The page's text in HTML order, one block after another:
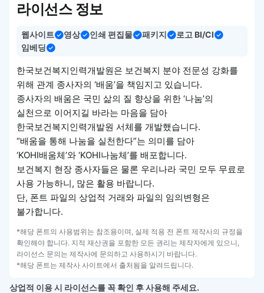
라이선스 정보
웹사이트 영상 인쇄 편집물 패키지
로고 BI/CI
임베딩
한국보건복지인력개발원은 보건복지 분야 전문성 강화를
위해 관계 종사자의 ‘배움’을 책임지고 있습니다.
종사자의 배움은 국민 삶의 질 향상을 위한 ‘나눔’의
실천으로 이어지길 바라는 마음을 담아
한국보건복지인력개발원 서체를 개발했습니다.
“배움을 통해 나눔을 실천한다”는 의미를 담아
‘KOHI배움체’와 ‘KOHI나눔체’를 배포합니다.
보건복지 현장 종사자들은 물론 우리나라 국민 모두 무료로
사용 가능하니, 많은 활용 바랍니다.
단, 폰트 파일의 상업적 거래와 파일의 임의변형은
불가합니다.
*해당 폰트의 사용범위는 참조용이며, 실제 적용 전 폰트 제작사의 규정을
확인해야 합니다. 지적 재산권을 포함한 모든 권리는 제작자에게 있으니,
라이선스 문의는 제작사에 문의하고 사용하시기 바랍니다.
*해당 폰트는 제작사 사이트에서 출처됨을 알려드립니다.
상업적 이용 시 라이선스를 꼭 확인 후 사용해 주세요.